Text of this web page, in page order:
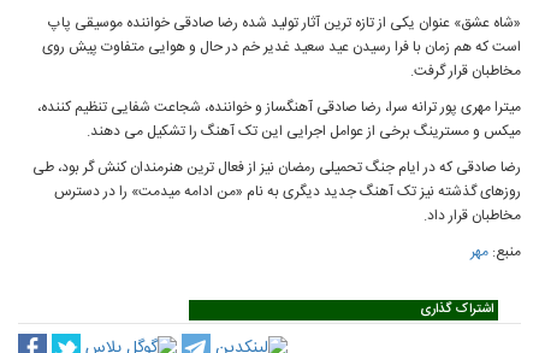
«شاه عشق» عنوان یکی از تازه ترین آثار تولید شده رضا صادقی خواننده موسیقی پاپ
است که هم زمان با فرا رسیدن عید سعید غدیر خم در حال و هوایی متفاوت پیش روی
مخاطبان قرار گرفت.
میترا مهری پور ترانه سرا، رضا صادقی آهنگساز و خواننده، شجاعت شفایی تنظیم کننده،
میکس و مسترینگ برخی از عوامل اجرایی این تک آهنگ را تشکیل می دهند.
رضا صادقی که در ایام جنگ تحمیلی رمضان نیز از فعال ترین هنرمندان کنش گر بود، طی
روزهای گذشته نیز تک آهنگ جدید دیگری به نام «من ادامه میدمت» را در دسترس
مخاطبان قرار داد.
منبع: مهر
اشتراک گذاری